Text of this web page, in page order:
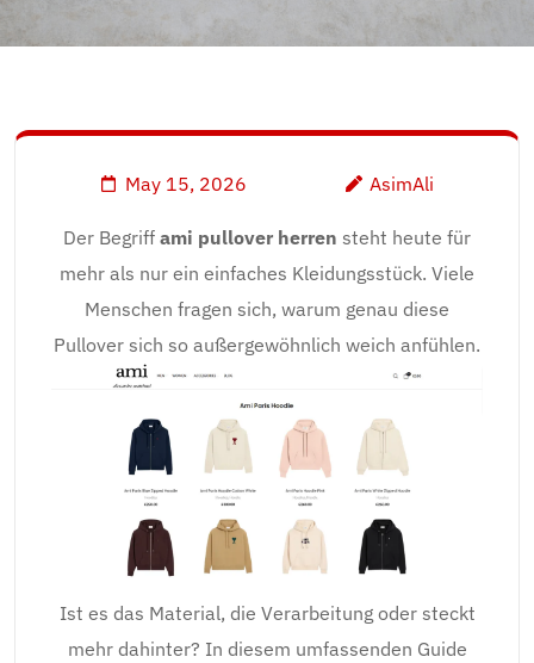
May 15, 2026 AsimAli
Der Begriff ami pullover herren steht heute für
mehr als nur ein einfaches Kleidungsstück. Viele
Menschen fragen sich, warum genau diese
Pullover sich so außergewöhnlich weich anfühlen.
Ist es das Material, die Verarbeitung oder steckt
mehr dahinter? In diesem umfassenden Guide